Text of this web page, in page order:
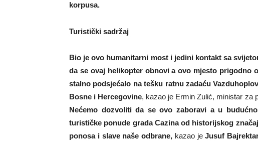
korpusa.
Turistički sadržaj
Bio je ovo humanitarni most i jedini kontakt sa
da se ovaj helikopter obnovi a ovo mjesto prigodno
stalno podsjećalo na tešku ratnu zadaću
Bosne i Hercegovine, kazao je Ermin Zulić, ministar za
Nećemo dozvoliti da se ovo zaboravi a u
turističke ponude grada Cazina od historijskog
ponosa i slave naše odbrane, kazao jeJusuf